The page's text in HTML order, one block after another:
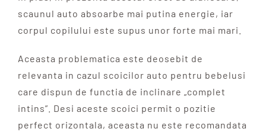
scaunul auto absoarbe mai putina energie, iar
corpul copilului este supus unor forte mai mari.
Aceasta problematica este deosebit de
relevanta in cazul scoicilor auto pentru bebelusi
care dispun de functia de inclinare „complet
intins”. Desi aceste scoici permit o pozitie
perfect orizontala, aceasta nu este recomandata